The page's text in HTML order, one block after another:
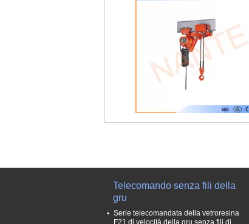
Telecomando senza fili della
gru
Serie telecomandata della vetroresina
F21 di velocità della gru senza fili di